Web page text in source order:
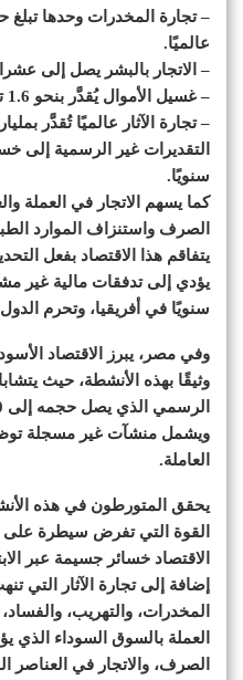
عالميًا.
– الاتجار بالبشر يصل إلى
– غسيل الأموال يُقدَّر بنحو 1.6 تريليون دولار.
– تجارة الآثار عالميًا تُقدَّر
التقديرات غير الرسمية إلى
سنويًا.
كما يسهم الاتجار في العملة
الصرف واستنزاف الموارد
يتفاقم هذا الاقتصاد بفعل
يؤدي إلى تدفقات مالية غير
سنويًا في أفريقيا، وتحرم
وفي مصر، يبرز الاقتصاد
وثيقًا بهذه الأنشطة، حيث
ويشمل منشآت غير مسجلة
العاملة.
يحقق المتورطون في هذه
القوة التي تفرض سيطرة على
الاقتصاد خسائر جسيمة عبر
إضافة إلى تجارة الآثار التي
المخدرات، والتهريب،
العملة بالسوق السوداء الذي
الصرف، والاتجار في العناصر